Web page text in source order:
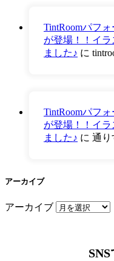
TintRoomパフ
が登場！！イ
ました♪ に
TintRoomパフ
が登場！！イ
ました♪ に 通り
アーカイブ
アーカイブ